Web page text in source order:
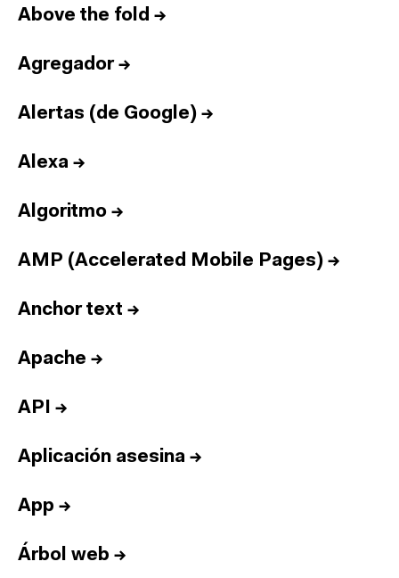
Above the fold →
Agregador→
Alertas (de Google) →
Alexa →
Algoritmo →
AMP (Accelerated Mobile Pages) →
Anchor text →
Apache →
API →
Aplicación asesina →
App →
Árbol web →